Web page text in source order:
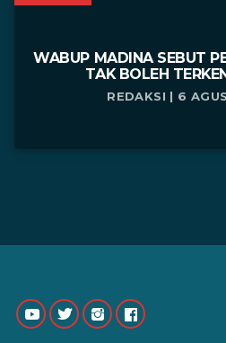
WABUP MADINA SEBUT
TAK BOLEH
REDAKSI | 6